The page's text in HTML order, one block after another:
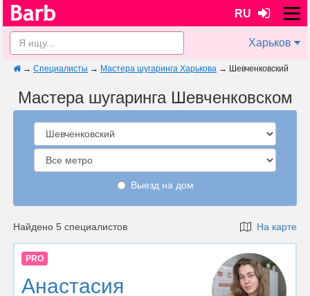
RU
Харьков
→ Специалисты → Мастера шугаринга Харькова → Шевченковский
Мастера шугаринга Шевченковском
Выезд на дом
Найдено 5 специалистов На карте
PRO
Анастасия